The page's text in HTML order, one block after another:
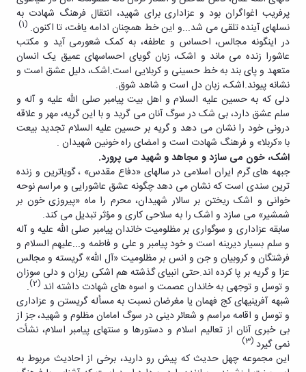
پرفریب اغواگران بود و عزاداری برای شهید، انتقال فرهنگ شهادت به
نسلهای آینده تلقی می شد...و این خط همچنان ادامه یافت، تا اکنون. (1)
در اینگونه مجالس، احساس و عاطفه، به کمک شعورمی آید و مکتب
عاشورا زنده می ماند و اشک، زبان گویای احساسهای عمیق یک انسان
متعهد و پای بند به خط حسینی و کربلایی است.اشک، دلیل عشق است و
نشانه پیوند.اشک، زبان دل است و شاهد شوق.
دلی که به حسین علیه السلام و اهل بیت پیامبر صلی الله علیه و آله و
سلم عشق دارد، بی شک در سوگ آنان می گرید و با این گریه، مهر و علاقه
درونی خود را نشان می دهد و گریه بر حسین علیه السلام تجدید بیعت
با «کربلا» و فرهنگ شهادت است و امضای راه خونین شهیدان .
اشک، خون می سازد و مجاهد و شهید می پرورد.
جبهه های گرم ایران اسلامی در سالهای «دفاع مقدس» ، گویاترین و زنده
ترین سندی است که نشان می دهد چگونه عشق عاشورایی و مراسم نوحه
خوانی و اشک ریختن بر سالار شهیدان، محرم را ماه «پیروزی خون بر
شمشیر» می سازد و اشک را به سلاحی کاری و مؤثر تبدیل می کند.
سابقه عزاداری و سوگواری بر مظلومیت خاندان پیامبر صلی الله علیه و آله
و سلم بسیار دیرینه است و خود پیامبر و علی و فاطمه و...علیهم السلام و
فرشتگان و کروبیان و جن و انس بر مظلومیت «آل الله» گریسته و مجالس
عزا و گریه بر پا کرده اند.حتی انبیای گذشته هم اشکی ریزان و دلی سوزان
و توسل و توجهی به خاندان عصمت و اسوه های شهادت داشته اند (2)
.
شبهه آفرینیهای کج فهمان یا مغرضان نسبت به مسأله گریستن و عزاداری
و توسل و اقامه مراسم و شعائر دینی در سوگ امامان مظلوم و شهید، جز از
بی خبری آنان از تعالیم اسلام و دستورها و سنتهای پیامبر اسلام، نشأت
نمی گیرد (3)
این مجموعه چهل حدیث که پیش رو دارید، برخی از احادیث مربوط به